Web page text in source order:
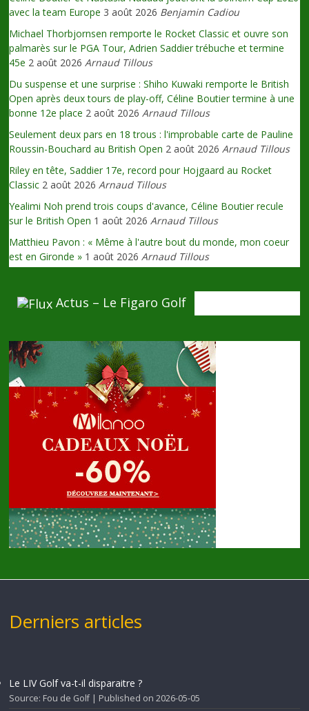
avec la team Europe 3 août 2026 Benjamin Cadiou
Michael Thorbjornsen remporte le Rocket Classic et ouvre son
palmarès sur le PGA Tour, Adrien Saddier trébuche et termine
45e 2 août 2026 Arnaud Tillous
Du suspense et une surprise : Shiho Kuwaki remporte le British
Open après deux tours de play-off, Céline Boutier termine à une
bonne 12e place 2 août 2026 Arnaud Tillous
Seulement deux pars en 18 trous : l'improbable carte de Pauline
Roussin-Bouchard au British Open 2 août 2026 Arnaud Tillous
Riley en tête, Saddier 17e, record pour Hojgaard au Rocket
Classic 2 août 2026 Arnaud Tillous
Yealimi Noh prend trois coups d'avance, Céline Boutier recule
sur le British Open 1 août 2026 Arnaud Tillous
Matthieu Pavon : « Même à l'autre bout du monde, mon coeur
est en Gironde » 1 août 2026 Arnaud Tillous
Actus – Le Figaro Golf
Derniers articles
Le LIV Golf va-t-il disparaitre ?
Source: Fou de Golf Published on 2026-05-05